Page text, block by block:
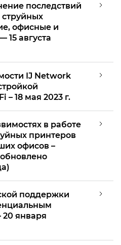
последствий
струйных
офисные и
августа
IJ Network
– 18 мая 2023 г.
в работе
принтеров
офисов –
поддержки
января